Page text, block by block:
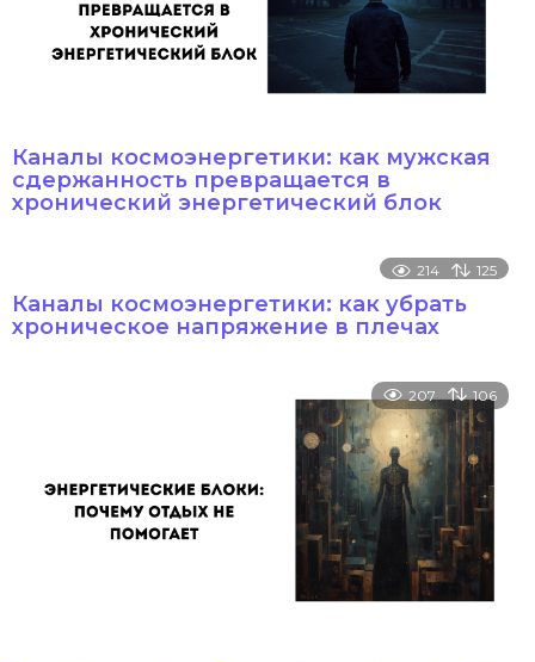
Каналы космоэнергетики: как мужская
сдержанность превращается в
хронический энергетический блок
214 125
Каналы космоэнергетики: как убрать
хроническое напряжение в плечах
207 106